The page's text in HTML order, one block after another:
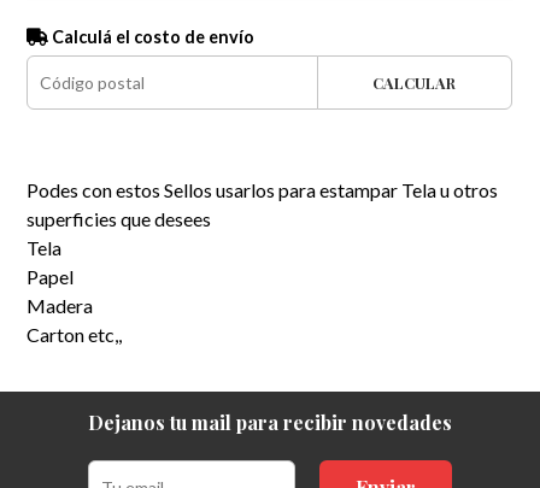
Calculá el costo de envío
CALCULAR
Podes con estos Sellos usarlos para estampar Tela u otros
superficies que desees
Tela
Papel
Madera
Carton etc,,
Dejanos tu mail para recibir novedades